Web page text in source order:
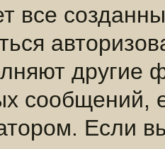
все
другие
сообщений,
Если